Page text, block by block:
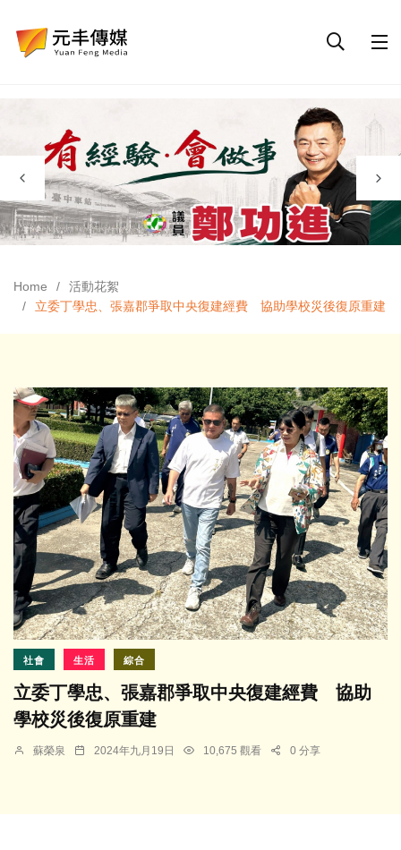
Home
活動花絮
立委丁學忠、張嘉郡爭取中央復建經費 協助學校災後復原重建
社會 生活 綜合
立委丁學忠、張嘉郡爭取中央復建經費 協助
學校災後復原重建
蘇榮泉 2024年九月19日 10,675 觀看 0 分享